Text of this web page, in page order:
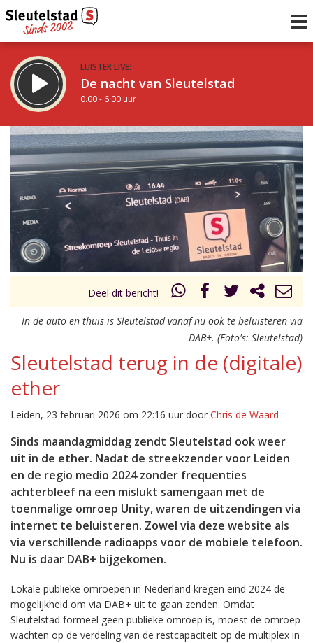
LUISTER LIVE:
De nacht van Sleutelstad
0.00 - 6.00 uur
STRAKS:
De ochtend van Sleutelstad
6.00 - 12.00 uur
Vorig uur
uur 1 van 0 Volgend uur
Deel dit bericht!
In de auto en thuis is Sleutelstad vanaf nu ook te beluisteren via
DAB+. (Foto's: Sleutelstad)
Sleutelstad terug in de (digitale)
ether
Leiden, 23 februari 2026 om 22:16 uur door Chris de Waard
Sinds maandagmiddag zendt Sleutelstad ook weer
uit in de ether. Nadat de streekzender voor Leiden
en de regio medio 2024 zonder frequenties
achterbleef na een mislukt samengaan met de
toenmalige omroep Unity, waren de uitzendingen via
internet te beluisteren. Zowel via deze website als
via verschillende radioapps voor de mobiele telefoon.
Nu is daar DAB+ bijgekomen.
Lokale publieke omroepen in Nederland kregen eind 2024 de
mogelijkheid om via DAB+ uit te gaan zenden. Omdat
Sleutelstad formeel geen publieke omroep is, moest de omroep
wachten op de verdeling van de restcapaciteit op de multiplex in